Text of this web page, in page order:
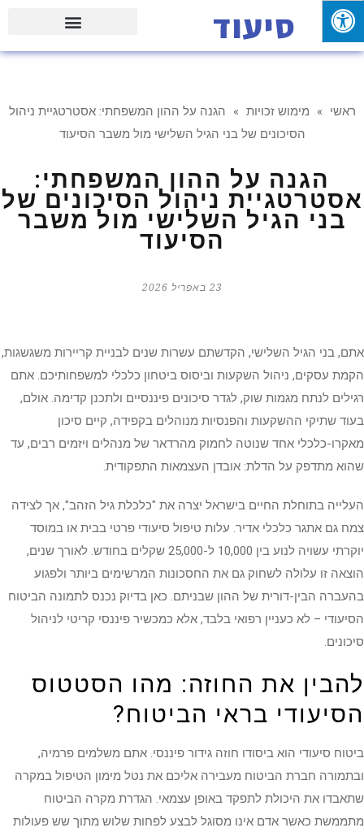
סיעוד
ראשי » מימוש זכויות »
הגנה על ההון המשפחתי: אסטרטגיית ניהול
הסיכונים של בני הגיל השלישי מול משבר הסיעוד
הגנה על ההון המשפחתי:
אסטרטגיית ניהול הסיכונים של
בני הגיל השלישי מול משבר
הסיעוד
23 באפריל 2026
אתם, בני הגיל השלישי, הקדשתם עשרות שנים לבניית קריירות משגשגות,
הקמת עסקים, ניהול השקעות וביסוס ביטחון כלכלי למשפחותיכם. אתם
רגילים לנתח מגמות שוק, לגדר סיכונים פיננסיים ולתכנן קדימה. אולם,
בעוד שתיקי ההשקעות והפנסיות מנוהלים בקפידה, קיים סיכון
מאקרו-כלכלי אחד שנוטה לחמוק מהרדאר של מנהלים ויזמים רבים, עד
שהוא מתדפק על הדלת: אובדן העצמאות התפקודית.
העלייה בתוחלת החיים בישראל יצרה את "כלכלת גיל הזהב", אך לצידה
צמח גם אתגר כלכלי אדיר. עלות טיפול סיעודי פרטי בבית או במוסד
יוקרתי עשויה לנוע בין 10,000 ל-25,000 שקלים בחודש. לאורך שנים,
הוצאה זו עלולה לשחוק גם את החסכונות המרשימים ביותר ולפגוע
בהעברה הבין-דורית של ההון שבניתם. כאן בדיוק נכנס לתמונה הביטוח
הסיעודי – לא כעניין רפואי בלבד, אלא כמכשיר פיננסי קריטי לניהול
סיכונים.
להבין את החוזה: מהו הסטטוס
הסיעודי בראי הביטוח?
ביטוח סיעודי הוא ביסודו חוזה גידור פיננסי. אתם משלמים פרמיה,
ובתמורה חברת הביטוח מעבירה אליכם את נטל מימון הטיפול במקרה
שתאבדו את היכולת לתפקד באופן עצמאי. הגדרת מקרה הביטוח
מתממשת כאשר אדם אינו מסוגל לבצע לפחות שלוש מתוך שש פעולות